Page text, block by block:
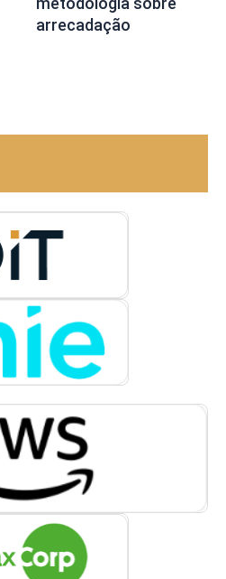
arrecadação